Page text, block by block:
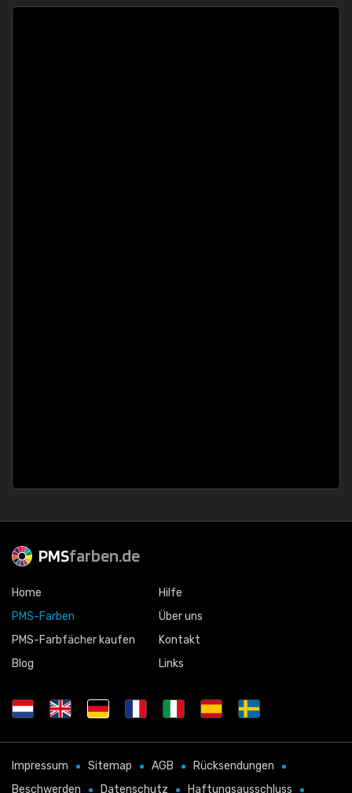
PMSfarben.de
Home
PMS-Farben
PMS-Farbfächer kaufen
Blog
Hilfe
Über uns
Kontakt
Links
Impressum Sitemap AGB
Rücksendungen
Beschwerden
Datenschutz Haftungsausschluss